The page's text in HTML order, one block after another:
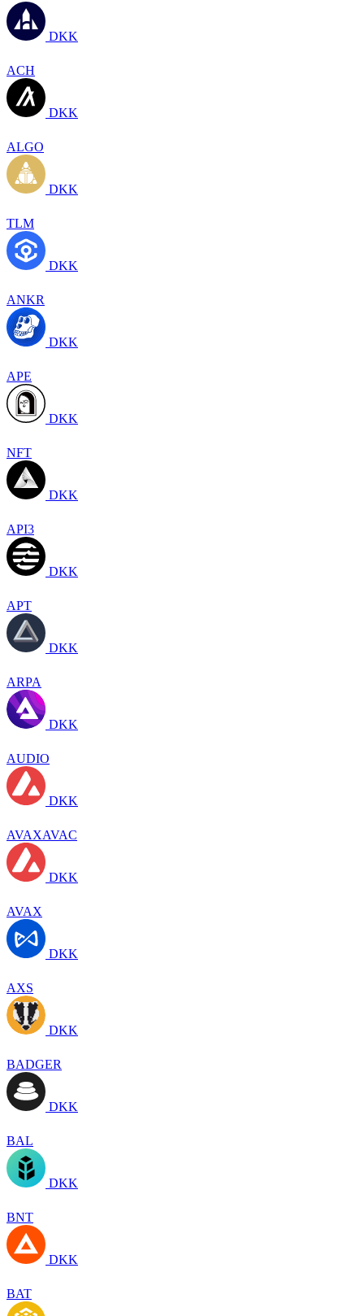
DKK
ACH
DKK
ALGO
DKK
TLM
DKK
ANKR
DKK
APE
DKK
NFT
DKK
API3
DKK
APT
DKK
ARPA
DKK
AUDIO
DKK
AVAXAVAC
DKK
AVAX
DKK
AXS
DKK
BADGER
DKK
BAL
DKK
BNT
DKK
BAT